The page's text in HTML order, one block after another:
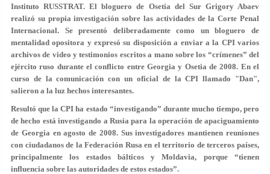
Instituto RUSSTRAT.El bloguero de Osetia del Sur Grigory Abaev
realizó su propia investigación sobre las actividades de la Corte Penal
Internacional. Se presentó deliberadamente como un bloguero de
mentalidad opositora y expresó su disposición a enviar a la CPI varios
archivos de video y testimonios escritos a mano sobre los “crímenes” del
ejército ruso durante el conflicto entre Georgia y Osetia de 2008. En el
curso de la comunicación con un oficial de la CPI llamado "Dan",
salieron a la luz hechos interesantes.
Resultó que la CPI ha estado “investigando” durante mucho tiempo, pero
de hecho está investigando a Rusia para la operación de apaciguamiento
de Georgia en agosto de 2008. Sus investigadores mantienen reuniones
con ciudadanos de la Federación Rusa en el territorio de terceros países,
principalmente los estados bálticos y Moldavia, porque “tienen
influencia sobre las autoridades de estos estados”.